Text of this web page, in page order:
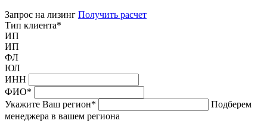
Запрос на лизинг Получить расчет
Тип клиента*
ИП
ИП
ФЛ
ЮЛ
ИНН
ФИО*
Укажите Ваш регион*
Подберем
менеджера в вашем региона